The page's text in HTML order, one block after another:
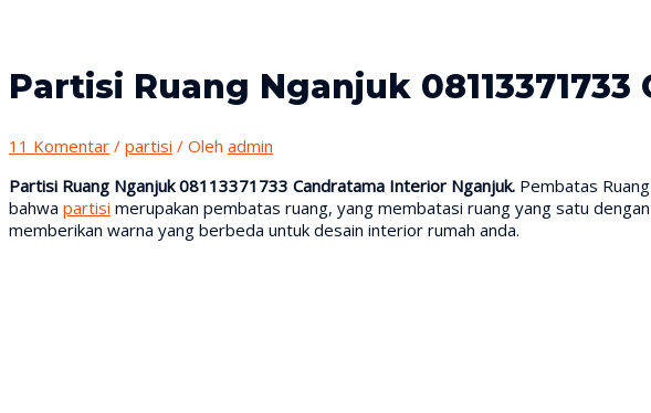
Partisi Ruang Nganjuk
11 Komentar / partisi / Oleh admin
Partisi Ruang Nganjuk 08113371733 Candratama Interior Nganjuk. Pembatas
bahwa partisi merupakan pembatas ruang, yang membatasi ruang yang satu
memberikan warna yang berbeda untuk desain interior rumah anda.